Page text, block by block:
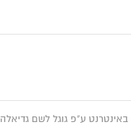
ע"פ גוגל לשם גדיאלה